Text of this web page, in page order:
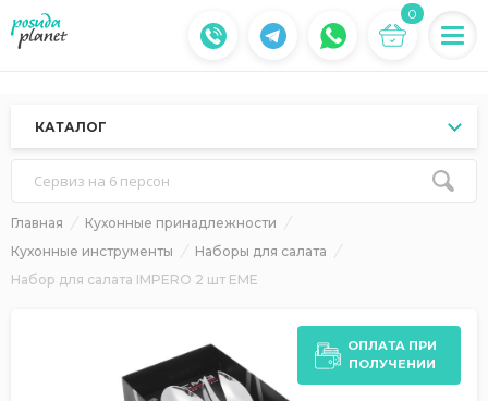
0
КАТАЛОГ
Сервиз на 6 персон
Главная
Кухонные принадлежности
Кухонные инструменты
Наборы для салата
Набор для салата IMPERO 2 шт EME
ОПЛАТА ПРИ
ПОЛУЧЕНИИ